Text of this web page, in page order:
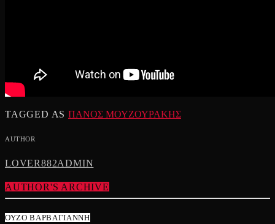
TAGGED AS ΠΑΝΟΣ ΜΟΥΖΟΥΡΑΚΗΣ
AUTHOR
LOVER882ADMIN
AUTHOR'S ARCHIVE
ΟΥΖΟ ΒΑΡΒΑΓΙΑΝΝΗ